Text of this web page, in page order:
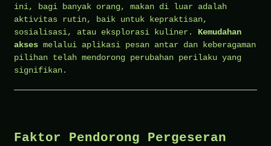
ini, bagi banyak orang, makan di luar adalah
aktivitas rutin, baik untuk kepraktisan,
sosialisasi, atau eksplorasi kuliner. Kemudahan
akses melalui aplikasi pesan antar dan keberagaman
pilihan telah mendorong perubahan perilaku yang
signifikan.
Faktor Pendorong Pergeseran